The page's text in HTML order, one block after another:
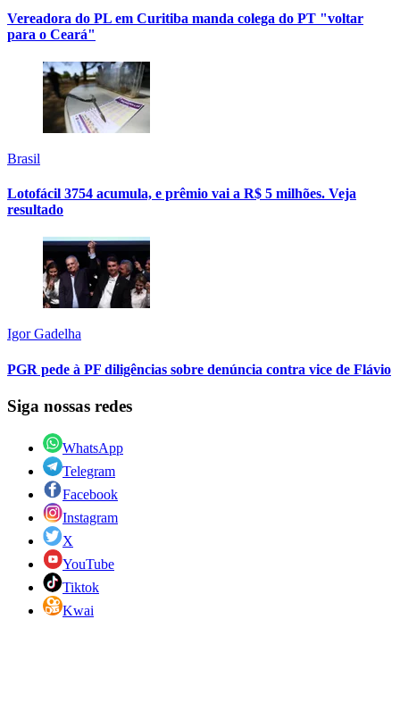
Vereadora do PL em Curitiba manda colega do PT "voltar
para o Ceará"
Brasil
Lotofácil 3754 acumula, e prêmio vai a R$ 5 milhões. Veja
resultado
Igor Gadelha
PGR pede à PF diligências sobre denúncia contra vice de Flávio
Siga nossas redes
WhatsApp
Telegram
Facebook
Instagram
X
YouTube
Tiktok
Kwai